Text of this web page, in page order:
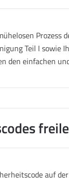
Prozess
Teil I sowie
den einfachen
auf